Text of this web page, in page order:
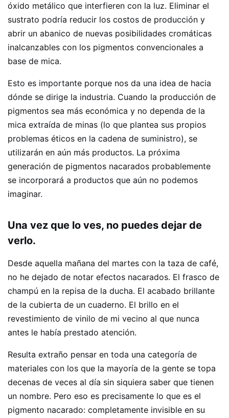
óxido metálico que interfieren con la luz. Eliminar el
sustrato podría reducir los costos de producción y
abrir un abanico de nuevas posibilidades cromáticas
inalcanzables con los pigmentos convencionales a
base de mica.
Esto es importante porque nos da una idea de hacia
dónde se dirige la industria. Cuando la producción de
pigmentos sea más económica y no dependa de la
mica extraída de minas (lo que plantea sus propios
problemas éticos en la cadena de suministro), se
utilizarán en aún más productos. La próxima
generación de pigmentos nacarados probablemente
se incorporará a productos que aún no podemos
imaginar.
Una vez que lo ves, no puedes dejar de
verlo.
Desde aquella mañana del martes con la taza de café,
no he dejado de notar efectos nacarados. El frasco de
champú en la repisa de la ducha. El acabado brillante
de la cubierta de un cuaderno. El brillo en el
revestimiento de vinilo de mi vecino al que nunca
antes le había prestado atención.
Resulta extraño pensar en toda una categoría de
materiales con los que la mayoría de la gente se topa
decenas de veces al día sin siquiera saber que tienen
un nombre. Pero eso es precisamente lo que es el
pigmento nacarado: completamente invisible en su